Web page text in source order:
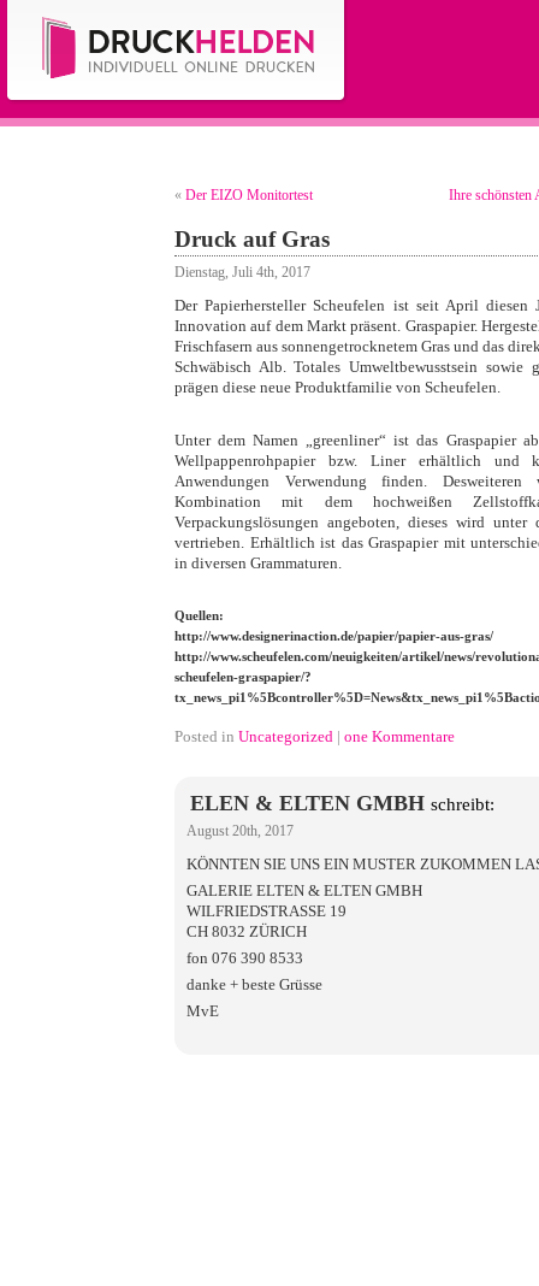
« Der EIZO Monitortest Ihre schönsten
Druck auf Gras
Dienstag, Juli 4th, 2017
Der Papierhersteller Scheufelen ist seit April diesen
Innovation auf dem Markt präsent. Graspapier.
Frischfasern aus sonnengetrocknetem Gras und das
Schwäbisch Alb. Totales Umweltbewusstsein sowie
prägen diese neue Produktfamilie von Scheufelen.
Unter dem Namen „greenliner“ ist das Graspapier
Wellpappenrohpapier bzw. Liner erhältlich und
Anwendungen Verwendung finden.
Kombination mit dem hochweißen
Verpackungslösungen angeboten, dieses wird unter
vertrieben. Erhältlich ist das Graspapier mit
in diversen Grammaturen.
Quellen:
http://www.designerinaction.de/papier/papier-aus-gras/
http://www.scheufelen.com/neuigkeiten/artikel/news/
scheufelen-graspapier/?
Posted in Uncategorized | one Kommentare
ELEN & ELTEN GMBH schreibt:
August 20th, 2017
KÖNNTEN SIE UNS EIN MUSTER ZUKOMMEN
GALERIE ELTEN & ELTEN GMBH
WILFRIEDSTRASSE 19
CH 8032 ZÜRICH
fon 076 390 8533
danke + beste Grüsse
MvE